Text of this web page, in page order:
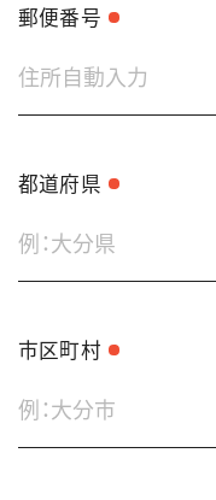
郵便番号
都道府県
市区町村